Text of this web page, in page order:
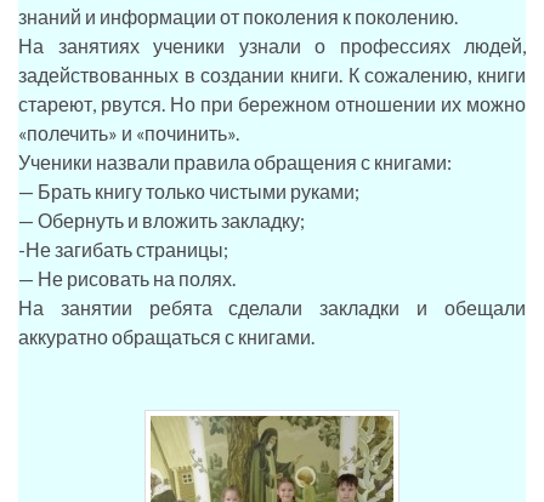
знаний и информации от поколения к поколению.
На занятиях ученики узнали о профессиях людей,
задействованных в создании книги. К сожалению, книги
стареют, рвутся. Но при бережном отношении их можно
«полечить» и «починить».
Ученики назвали правила обращения с книгами:
— Брать книгу только чистыми руками;
— Обернуть и вложить закладку;
-Не загибать страницы;
— Не рисовать на полях.
На занятии ребята сделали закладки и обещали
аккуратно обращаться с книгами.